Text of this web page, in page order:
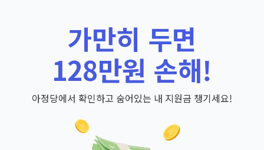
가만히 두면
128만원 손해!
아정당에서 확인하고 숨어있는 내 지원금 챙기세요!